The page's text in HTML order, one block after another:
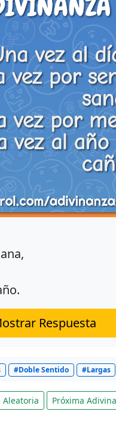
Respuesta
#Doble Sentido #Largas
Aleatoria Próxima